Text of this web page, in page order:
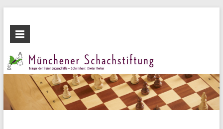
Inhalt
wechseln
Münchener
Schachstiftung
Fördern